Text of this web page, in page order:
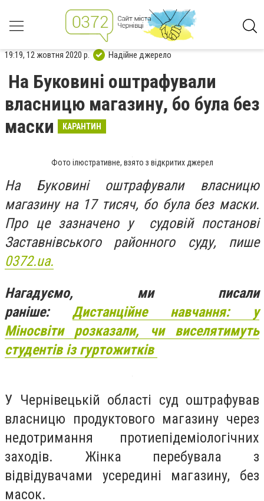
19:19, 12 жовтня 2020 р. Надійне джерело
На Буковині оштрафували
власницю магазину, бо була без
маски
КАРАНТИН
Фото ілюстративне, взято з відкритих джерел
На Буковині оштрафували власницю
магазину на 17 тисяч, бо була без маски.
Про це зазначено у судовій постанові
Заставнівського районного суду, пише
0372.ua.
Нагадуємо, ми писали
раніше: Дистанційне навчання: у
Міносвіти розказали, чи виселятимуть
студентів із гуртожитків
У Чернівецькій області суд оштрафував
власницю продуктового магазину через
недотримання протиепідеміологічних
заходів. Жінка перебувала з
відвідувачами усередині магазину, без
масок.